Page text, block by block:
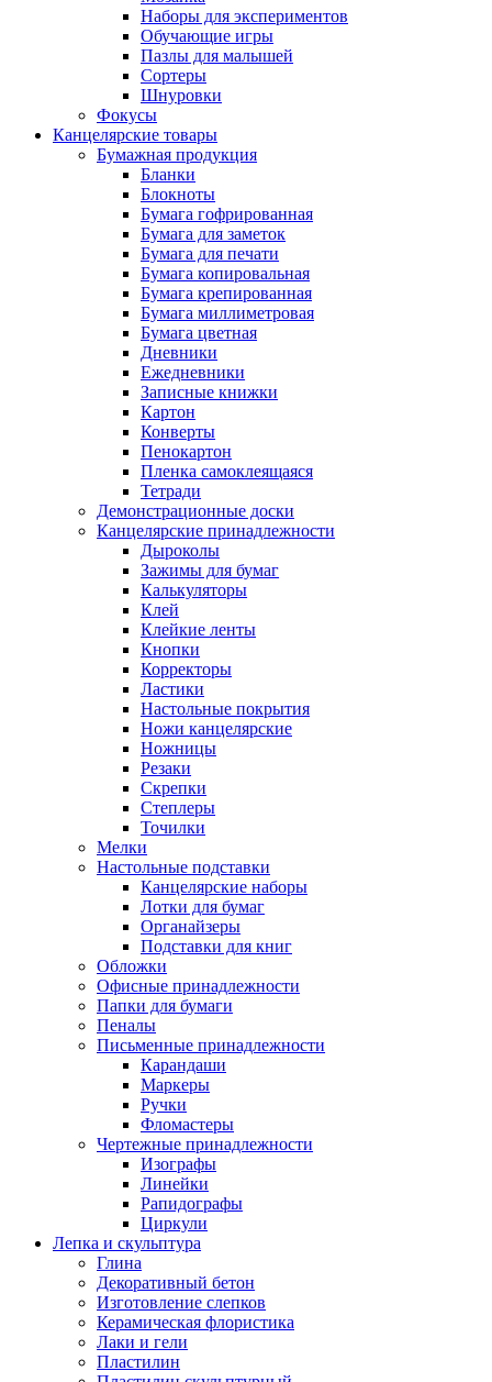
Наборы для экспериментов
Обучающие игры
Пазлы для малышей
Сортеры
Шнуровки
Фокусы
Канцелярские товары
Бумажная продукция
Бланки
Блокноты
Бумага гофрированная
Бумага для заметок
Бумага для печати
Бумага копировальная
Бумага крепированная
Бумага миллиметровая
Бумага цветная
Дневники
Ежедневники
Записные книжки
Картон
Конверты
Пенокартон
Пленка самоклеящаяся
Тетради
Демонстрационные доски
Канцелярские принадлежности
Дыроколы
Зажимы для бумаг
Калькуляторы
Клей
Клейкие ленты
Кнопки
Корректоры
Ластики
Настольные покрытия
Ножи канцелярские
Ножницы
Резаки
Скрепки
Степлеры
Точилки
Мелки
Настольные подставки
Канцелярские наборы
Лотки для бумаг
Органайзеры
Подставки для книг
Обложки
Офисные принадлежности
Папки для бумаги
Пеналы
Письменные принадлежности
Карандаши
Маркеры
Ручки
Фломастеры
Чертежные принадлежности
Изографы
Линейки
Рапидографы
Циркули
Лепка и скульптура
Глина
Декоративный бетон
Изготовление слепков
Керамическая флористика
Лаки и гели
Пластилин